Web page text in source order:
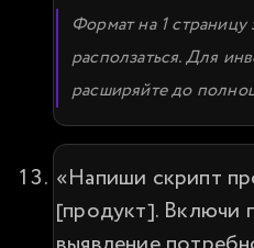
Формат на 1 страницу
расползаться. Для
расширяйте до
«Напиши скрипт
[продукт]. Включи